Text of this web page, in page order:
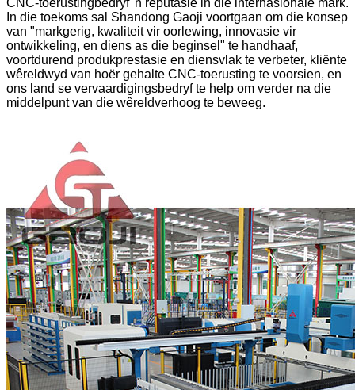
CNC-toerustingbedryf 'n reputasie in die internasionale mark.
In die toekoms sal Shandong Gaoji voortgaan om die konsep
van "markgerig, kwaliteit vir oorlewing, innovasie vir
ontwikkeling, en diens as die beginsel" te handhaaf,
voortdurend produkprestasie en diensvlak te verbeter, kliënte
wêreldwyd van hoër gehalte CNC-toerusting te voorsien, en
ons land se vervaardigingsbedryf te help om verder na die
middelpunt van die wêreldverhoog te beweeg.